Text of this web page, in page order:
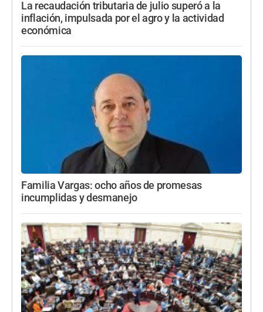
La recaudación tributaria de julio superó a la
inflación, impulsada por el agro y la actividad
económica
Familia Vargas: ocho años de promesas
incumplidas y desmanejo